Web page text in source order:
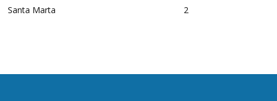
Santa Marta
2